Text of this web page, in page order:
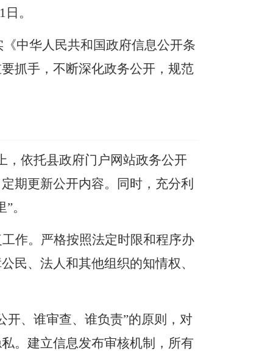
日。
中华人民共和国政府信息公开条
抓手，不断深化政务公开，规范
，依托县政府门户网站政务公开
期更新公开内容。同时，充分利
”。
作。严格按照法定时限和程序办
民、法人和其他组织的知情权、
开、谁审查、谁负责”的原则，对
。建立信息发布审核机制，所有